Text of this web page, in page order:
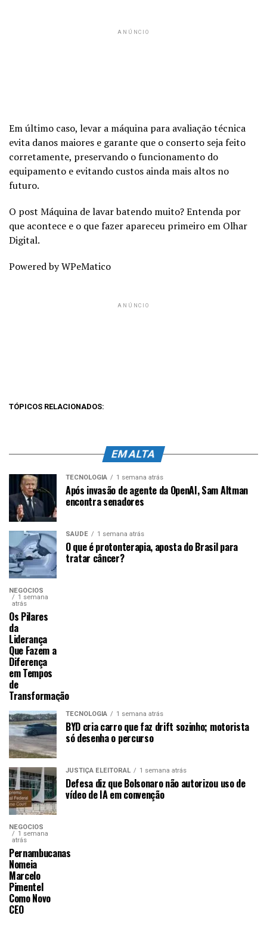
ANÚNCIO
Em último caso, levar a máquina para avaliação técnica
evita danos maiores e garante que o conserto seja feito
corretamente, preservando o funcionamento do
equipamento e evitando custos ainda mais altos no
futuro.
O post Máquina de lavar batendo muito? Entenda por
que acontece e o que fazer apareceu primeiro em Olhar
Digital.
Powered by WPeMatico
ANÚNCIO
TÓPICOS RELACIONADOS:
EM ALTA
TECNOLOGIA 1 semana atrás
Após invasão de agente da OpenAI, Sam Altman
encontra senadores
SAÚDE 1 semana atrás
O que é protonterapia, aposta do Brasil para
tratar câncer?
NEGÓCIOS
1 semana
atrás
Os Pilares
da
Liderança
Que Fazem a
Diferença
em Tempos
de
Transformação
TECNOLOGIA 1 semana atrás
BYD cria carro que faz drift sozinho; motorista
só desenha o percurso
JUSTIÇA ELEITORAL 1 semana atrás
Defesa diz que Bolsonaro não autorizou uso de
vídeo de IA em convenção
NEGÓCIOS
1 semana
atrás
Pernambucanas
Nomeia
Marcelo
Pimentel
Como Novo
CEO